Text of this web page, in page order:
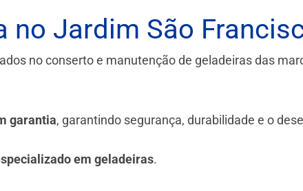
no Jardim São
no conserto e manutenção de geladeiras das
garantia, garantindo segurança, durabilidade e o
em geladeiras.